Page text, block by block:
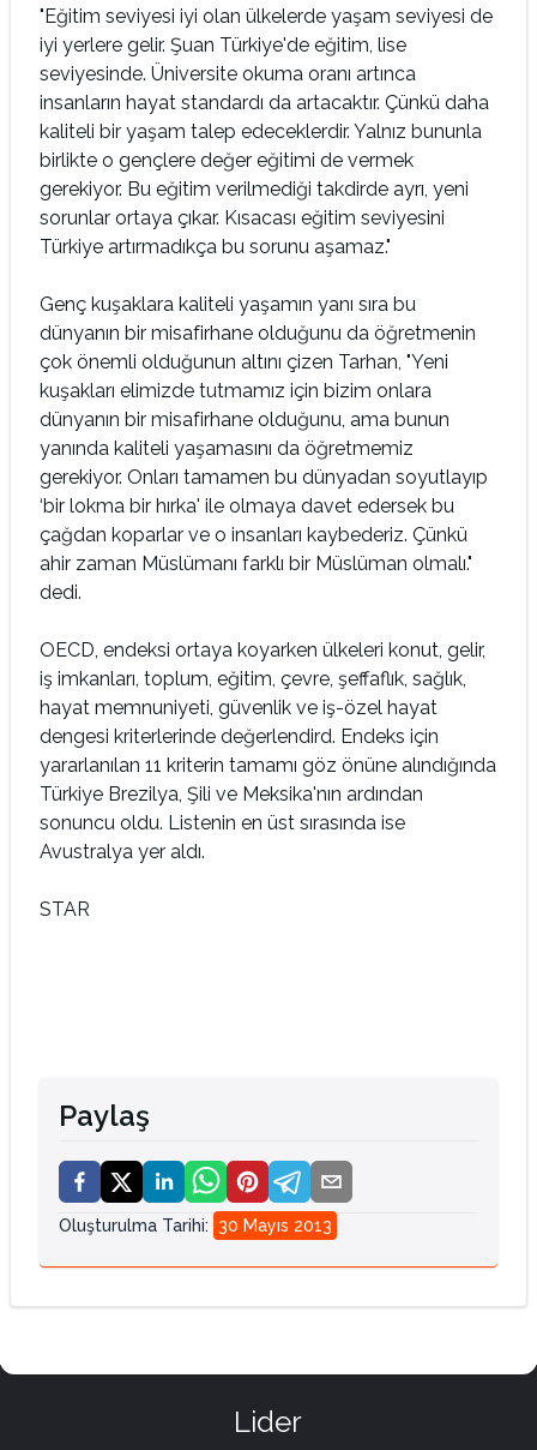
"Eğitim seviyesi iyi olan ülkelerde yaşam seviyesi de
iyi yerlere gelir. Şuan Türkiye'de eğitim, lise
seviyesinde. Üniversite okuma oranı artınca
insanların hayat standardı da artacaktır. Çünkü daha
kaliteli bir yaşam talep edeceklerdir. Yalnız bununla
birlikte o gençlere değer eğitimi de vermek
gerekiyor. Bu eğitim verilmediği takdirde ayrı, yeni
sorunlar ortaya çıkar. Kısacası eğitim seviyesini
Türkiye artırmadıkça bu sorunu aşamaz."
Genç kuşaklara kaliteli yaşamın yanı sıra bu
dünyanın bir misafirhane olduğunu da öğretmenin
çok önemli olduğunun altını çizen Tarhan, "Yeni
kuşakları elimizde tutmamız için bizim onlara
dünyanın bir misafirhane olduğunu, ama bunun
yanında kaliteli yaşamasını da öğretmemiz
gerekiyor. Onları tamamen bu dünyadan soyutlayıp
‘bir lokma bir hırka' ile olmaya davet edersek bu
çağdan koparlar ve o insanları kaybederiz. Çünkü
ahir zaman Müslümanı farklı bir Müslüman olmalı."
dedi.
OECD, endeksi ortaya koyarken ülkeleri konut, gelir,
iş imkanları, toplum, eğitim, çevre, şeffaflık, sağlık,
hayat memnuniyeti, güvenlik ve iş-özel hayat
dengesi kriterlerinde değerlendird. Endeks için
yararlanılan 11 kriterin tamamı göz önüne alındığında
Türkiye Brezilya, Şili ve Meksika'nın ardından
sonuncu oldu. Listenin en üst sırasında ise
Avustralya yer aldı.
STAR
Paylaş
Oluşturulma Tarihi: 30 Mayıs 2013
Lider